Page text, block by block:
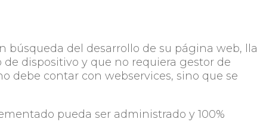
búsqueda del desarrollo de su página web,
dispositivo y que no requiera gestor de
debe contar con webservices, sino que se
pueda ser administrado y 100%